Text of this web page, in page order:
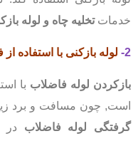
خدماتتخلیه چاه و لوله
2- لوله بازکنی با استفاده از
بازکردن لوله فاضلاب با
است, چون مسافت و برد
گرفتگی لوله فاضلاب در